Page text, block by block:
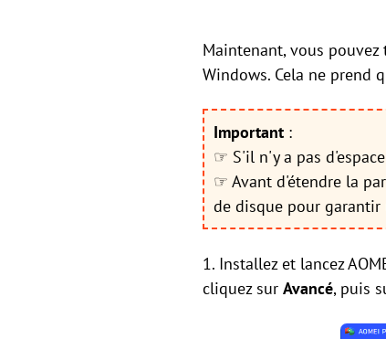
Maintenant, vous
Windows. Cela ne prend
Important :
☞ S'il n'y a pas
☞ Avant d'étendre la
de disque pour
1. Installez et lancez
cliquez sur Avancé, puis